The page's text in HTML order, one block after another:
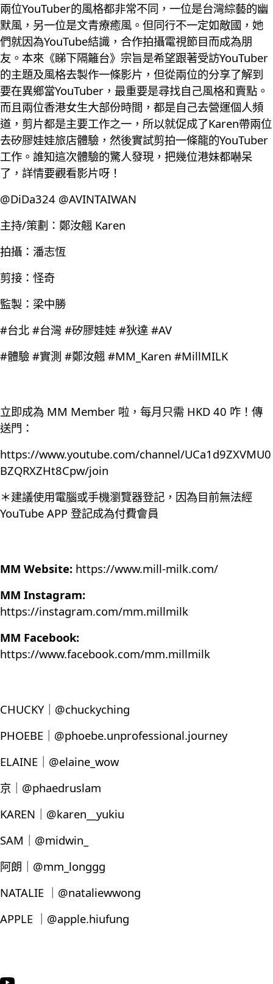
兩位YouTuber的風格都非常不同，一位是台灣綜藝的幽
默風，另一位是文青療癒風。但同行不一定如敵國，她
們就因為YouTube結識，合作拍攝電視節目而成為朋
友。本來《睇下隔籬台》宗旨是希望跟著受訪YouTuber
的主題及風格去製作一條影片，但從兩位的分享了解到
要在異鄉當YouTuber，最重要是尋找自己風格和賣點。
而且兩位香港女生大部份時間，都是自己去營運個人頻
道，剪片都是主要工作之一，所以就促成了Karen帶兩位
去矽膠娃娃旅店體驗，然後實試剪拍一條龍的YouTuber
工作。誰知這次體驗的驚人發現，把幾位港妹都嚇呆
了，詳情要觀看影片呀！
@DiDa324 @AVINTAIWAN
主持/策劃：鄭汝翹 Karen
拍攝：潘志恆
剪接：怪奇
監製：梁中勝
#台北 #台灣 #矽膠娃娃 #狄達 #AV
#體驗 #實測 #鄭汝翹 #MM_Karen #MillMILK
立即成為 MM Member 啦，每月只需 HKD 40 咋！傳
送門：
https://www.youtube.com/channel/UCa1d9ZXVMU0
BZQRXZHt8Cpw/join
＊建議使用電腦或手機瀏覽器登記，因為目前無法經
YouTube APP 登記成為付費會員
MM Website: https://www.mill-milk.com/
MM Instagram:
https://instagram.com/mm.millmilk
MM Facebook:
https://www.facebook.com/mm.millmilk
CHUCKY｜@chuckyching
PHOEBE｜@phoebe.unprofessional.journey
ELAINE｜@elaine_wow
京｜@phaedruslam
KAREN｜@karen__yukiu
SAM｜@midwin_
阿朗｜@mm_longgg
NATALIE ｜@nataliewwong
APPLE ｜@apple.hiufung